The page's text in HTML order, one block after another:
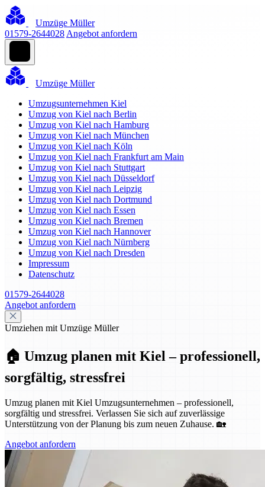
Umzüge Müller
01579-2644028 Angebot anfordern
Umzüge Müller
Umzugsunternehmen Kiel
Umzug von Kiel nach Berlin
Umzug von Kiel nach Hamburg
Umzug von Kiel nach München
Umzug von Kiel nach Köln
Umzug von Kiel nach Frankfurt am Main
Umzug von Kiel nach Stuttgart
Umzug von Kiel nach Düsseldorf
Umzug von Kiel nach Leipzig
Umzug von Kiel nach Dortmund
Umzug von Kiel nach Essen
Umzug von Kiel nach Bremen
Umzug von Kiel nach Hannover
Umzug von Kiel nach Nürnberg
Umzug von Kiel nach Dresden
Impressum
Datenschutz
01579-2644028
Angebot anfordern
Umziehen mit Umzüge Müller
🏠 Umzug planen mit Kiel – professionell,
sorgfältig, stressfrei
Umzug planen mit Kiel Umzugsunternehmen – professionell,
sorgfältig und stressfrei. Verlassen Sie sich auf zuverlässige
Unterstützung von der Planung bis zum neuen Zuhause. 🏡
Angebot anfordern